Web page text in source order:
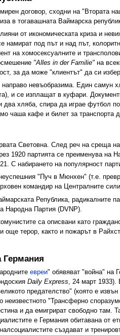
договор, сходни на "Втората
в тогавашната Ваймарска
от икономическата криза и
намират под път и над път,
на хомосексуалните и
"Alles in der Familie"на
за да може "клиентът" да си
невъобразима. Един самун
и се изплащат в куфари.
два хляба, спира да играе футбол
чаша кафе и билет за
Световна. След реч на среща на
1920 партията се преименува на
С набирането на популярност
"Пуч в Мюнхен" (т.е.
командир на Централните
Република, радикалните
Народна Партия (DVNP).
са описвани като
още терор, както и пожарът в
Германия
евреи" обявяват "война" на
Daily Express , 24 март
предателство" (която е
"Трансферно
и да емигрират свободно там.
е Германия обитавана от
създават и